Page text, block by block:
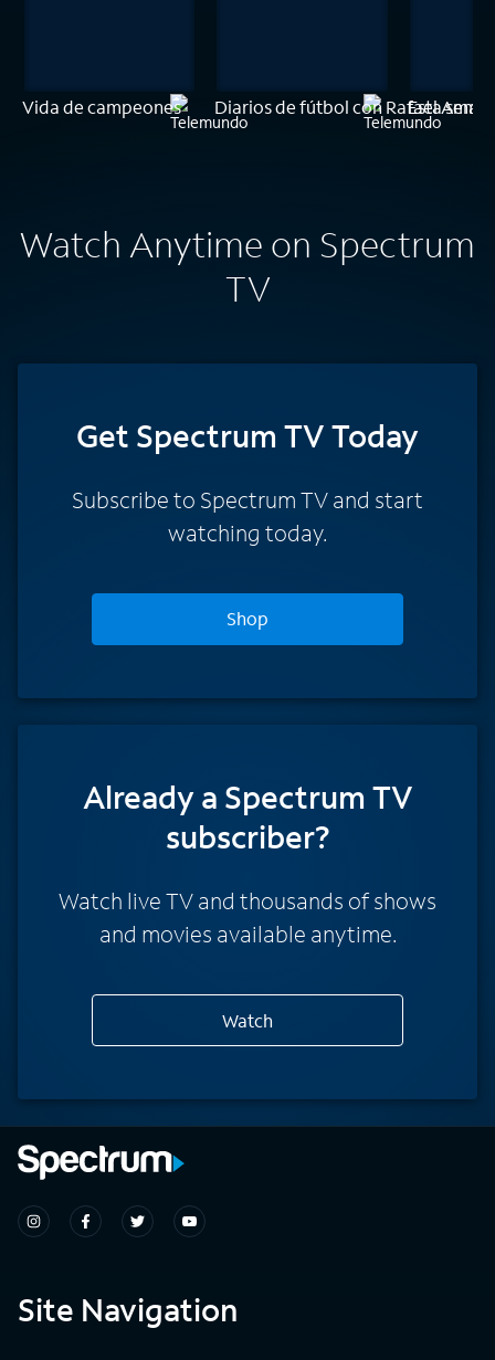
Vida de campeones Diarios de fútbol con Rafael
Esta
Watch Anytime on Spectrum
TV
Get Spectrum TV Today
Subscribe to Spectrum TV and start
watching today.
Shop
Already a Spectrum TV
subscriber?
Watch live TV and thousands of shows
and movies available anytime.
Watch
Site Navigation